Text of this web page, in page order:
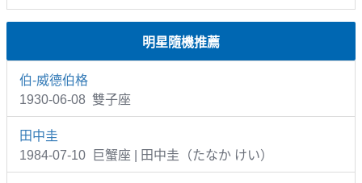
明星隨機推薦
伯-威德伯格
1930-06-08 雙子座
田中圭
1984-07-10 巨蟹座 | 田中圭（たなか けい）